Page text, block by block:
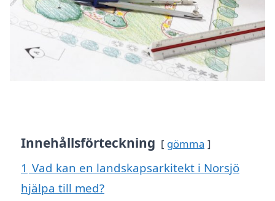
Innehållsförteckning gömma
1 Vad kan en landskapsarkitekt i Norsjö
hjälpa till med?